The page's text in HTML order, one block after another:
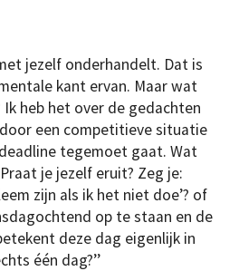
jezelf onderhandelt. Dat is
kant ervan. Maar wat
heb het over de gedachten
een competitieve situatie
tegemoet gaat. Wat
je jezelf eruit? Zeg je:
zijn als ik het niet doe’? of
op te staan en de
deze dag eigenlijk in
één dag?’’